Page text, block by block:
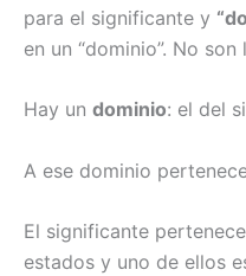
para el significante y
en un “dominio”. No son
Hay un dominio: el del
A ese dominio
El significante
estados y uno de ellos